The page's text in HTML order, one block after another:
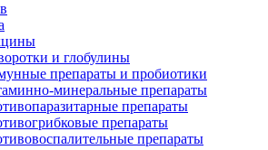
и глобулины
препараты и пробиотики
минеральные препараты
препараты
препараты
препараты